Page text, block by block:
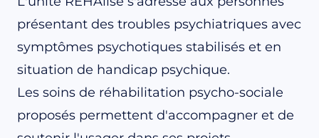
présentant des troubles psychiatriques avec
symptômes psychotiques stabilisés et en
situation de handicap psychique.
Les soins de réhabilitation psycho-sociale
proposés permettent d'accompagner et de